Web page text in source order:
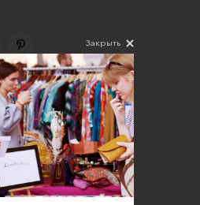
обработку персональных
Закрыть